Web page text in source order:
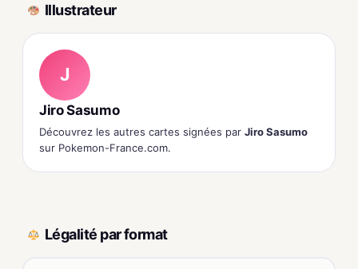
Illustrateur
J
Jiro Sasumo
Découvrez les autres cartes signées par Jiro Sasumo
sur Pokemon-France.com.
Légalité par format